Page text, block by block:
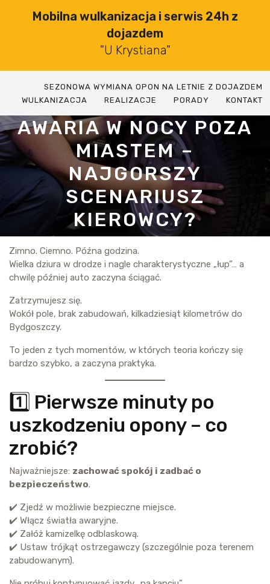
Mobilna wulkanizacja i serwis 24h z
dojazdem
"U Krystiana"
SEZONOWA WYMIANA OPON NA LETNIE Z DOJAZDEM
WULKANIZACJA
REALIZACJE PORADY KONTAKT
AWARIA W NOCY POZA
MIASTEM –
NAJGORSZY
SCENARIUSZ
KIEROWCY?
Zimno. Ciemno. Późna godzina.
Wielka dziura w drodze i nagle charakterystyczne „łup”… a
chwilę później auto zaczyna ściągać.
Zatrzymujesz się.
Wokół pole, brak zabudowań, kilkadziesiąt kilometrów do
Bydgoszczy.
To jeden z tych momentów, w których teoria kończy się
bardzo szybko, a zaczyna praktyka.
1️⃣ Pierwsze minuty po
uszkodzeniu opony – co
zrobić?
Najważniejsze: zachować spokój i zadbać o
bezpieczeństwo.
✔️ Zjedź w możliwie bezpieczne miejsce.
✔️ Włącz światła awaryjne.
✔️ Załóż kamizelkę odblaskową.
✔️ Ustaw trójkąt ostrzegawczy (szczególnie poza terenem
zabudowanym).